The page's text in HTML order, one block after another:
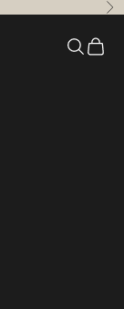
Recherche
Panier